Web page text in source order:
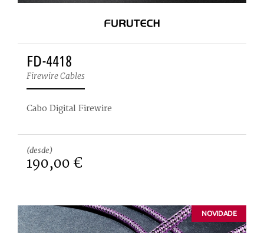
FD-4418
Firewire Cables
Cabo Digital Firewire
(desde)
190,00 €
NOVIDADE